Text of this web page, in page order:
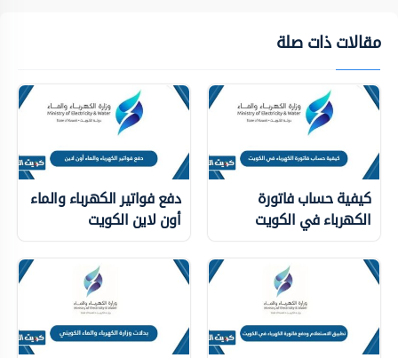
مقالات ذات صلة
كيفية حساب فاتورة
الكهرباء في الكويت
دفع فواتير الكهرباء والماء
أون لاين الكويت